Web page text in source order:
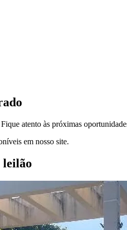
atento às próximas
em nosso site.
leilão